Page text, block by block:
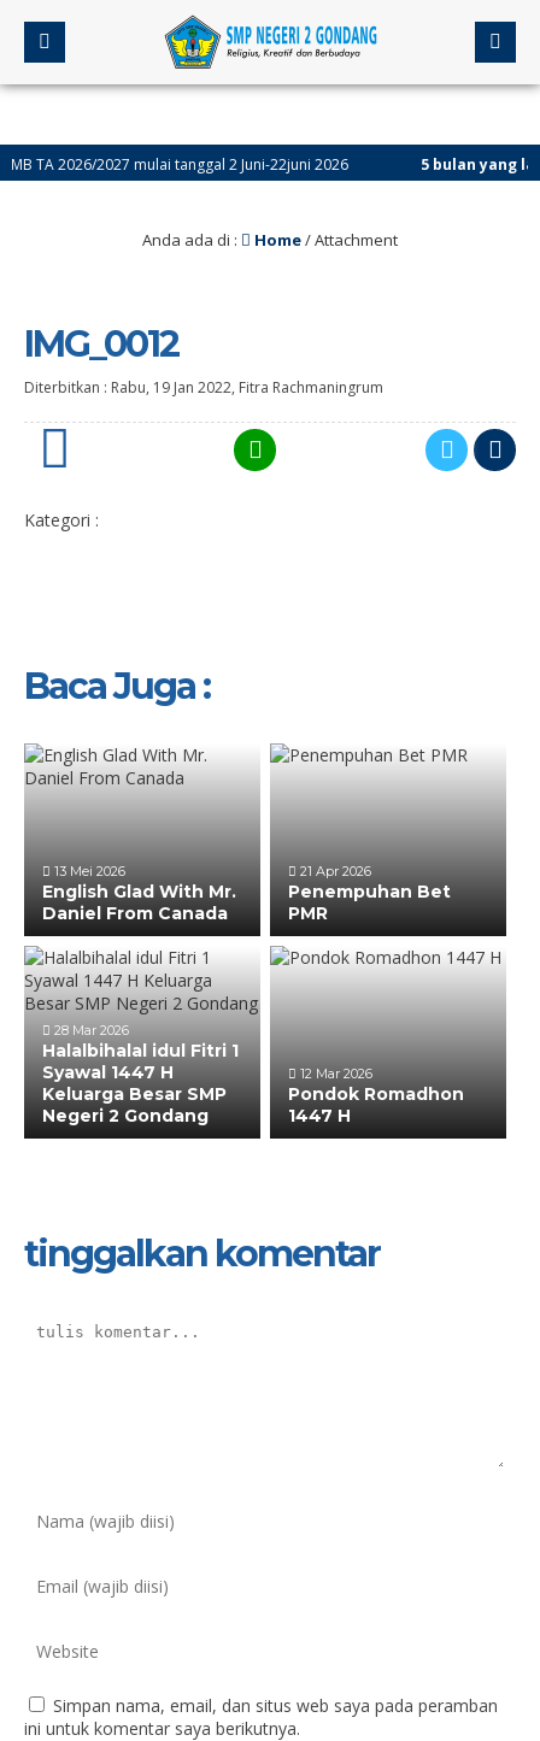
2026/2027 mulai tanggal 2 Juni-22juni 2026 5 bulan yang lalu /
Anda ada di : Home/ Attachment
IMG_0012
Diterbitkan : Rabu, 19 Jan 2022, Fitra Rachmaningrum
Kategori :
Baca Juga :
13 Mei 2026
English Glad With Mr.
Daniel From Canada
21 Apr 2026
Penempuhan Bet
PMR
28 Mar 2026
Halalbihalal idul Fitri 1
Syawal 1447 H
Keluarga Besar SMP
Negeri 2 Gondang
12 Mar 2026
Pondok Romadhon
1447 H
tinggalkan komentar
Simpan nama, email, dan situs web saya pada peramban
ini untuk komentar saya berikutnya.